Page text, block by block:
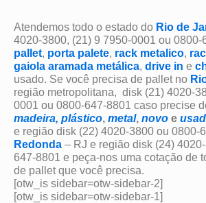
Atendemos todo o estado do Rio de
4020-3800, (21) 9 7950-0001 ou 0800-
pallet, porta palete, rack metalico,
gaiola aramada metálica, drive in e
usado. Se você precisa de pallet no
região metropolitana, disk (21) 4020-
0001 ou 0800-647-8801 caso precise
madeira, plástico, metal, novo e
e região disk (22) 4020-3800 ou 0800-
Redonda – RJ e região disk (24)
647-8801 e peça-nos uma cotação de
de pallet que você precisa.
[otw_is sidebar=otw-sidebar-2]
[otw_is sidebar=otw-sidebar-1]